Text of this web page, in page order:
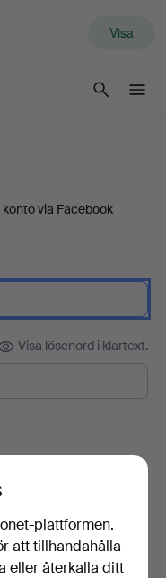
Visa
konto via Facebook
Visa lösenord i klartext.
här
plattformen.
att tillhandahålla
eller återkalla ditt